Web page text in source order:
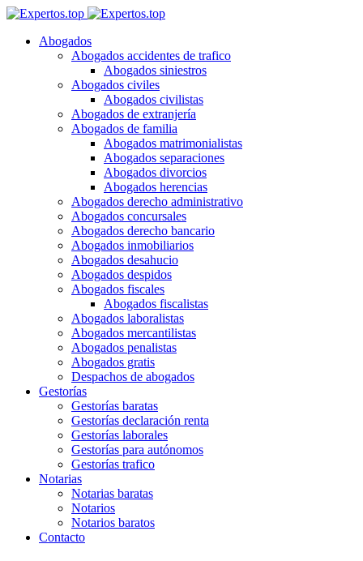
Abogados
Abogados accidentes de trafico
Abogados siniestros
Abogados civiles
Abogados civilistas
Abogados de extranjería
Abogados de familia
Abogados matrimonialistas
Abogados separaciones
Abogados divorcios
Abogados herencias
Abogados derecho administrativo
Abogados concursales
Abogados derecho bancario
Abogados inmobiliarios
Abogados desahucio
Abogados despidos
Abogados fiscales
Abogados fiscalistas
Abogados laboralistas
Abogados mercantilistas
Abogados penalistas
Abogados gratis
Despachos de abogados
Gestorías
Gestorías baratas
Gestorías declaración renta
Gestorías laborales
Gestorías para autónomos
Gestorías trafico
Notarias
Notarias baratas
Notarios
Notarios baratos
Contacto